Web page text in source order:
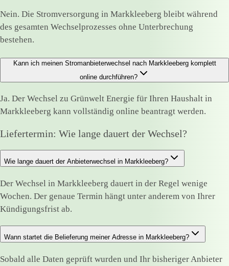
Nein. Die Stromversorgung in Markkleeberg bleibt während
des gesamten Wechselprozesses ohne Unterbrechung
bestehen.
Kann ich meinen Stromanbieterwechsel nach Markkleeberg komplett
online durchführen?
Ja. Der Wechsel zu Grünwelt Energie für Ihren Haushalt in
Markkleeberg kann vollständig online beantragt werden.
Liefertermin: Wie lange dauert der Wechsel?
Wie lange dauert der Anbieterwechsel in Markkleeberg?
Der Wechsel in Markkleeberg dauert in der Regel wenige
Wochen. Der genaue Termin hängt unter anderem von Ihrer
Kündigungsfrist ab.
Wann startet die Belieferung meiner Adresse in Markkleeberg?
Sobald alle Daten geprüft wurden und Ihr bisheriger Anbieter